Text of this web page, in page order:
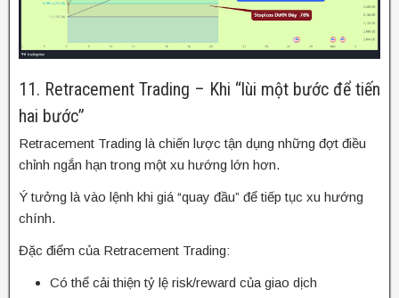
11. Retracement Trading – Khi “lùi một bước để tiến
hai bước”
Retracement Trading là chiến lược tận dụng những đợt điều
chỉnh ngắn hạn trong một xu hướng lớn hơn.
Ý tưởng là vào lệnh khi giá “quay đầu” để tiếp tục xu hướng
chính.
Đặc điểm của Retracement Trading:
Có thể cải thiện tỷ lệ risk/reward của giao dịch